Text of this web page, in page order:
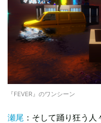
『FEVER』のワンシーン
瀬尾 ：そして踊り狂う